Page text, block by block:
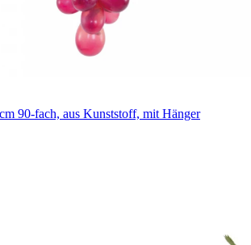
90-fach, aus Kunststoff, mit Hänger